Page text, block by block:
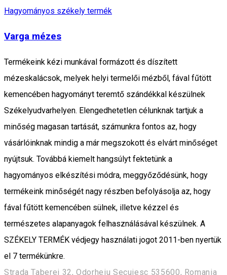
Hagyományos székely termék
Varga mézes
Termékeink kézi munkával formázott és díszített
mézeskalácsok, melyek helyi termelői mézből, fával fűtött
kemencében hagyományt teremtő szándékkal készülnek
Székelyudvarhelyen. Elengedhetetlen célunknak tartjuk a
minőség magasan tartását, számunkra fontos az, hogy
vásárlóinknak mindig a már megszokott és elvárt minőséget
nyújtsuk. Továbbá kiemelt hangsúlyt fektetünk a
hagyományos elkészítési módra, meggyőződésünk, hogy
termékeink minőségét nagy részben befolyásolja az, hogy
fával fűtött kemencében sülnek, illetve kézzel és
természetes alapanyagok felhasználásával készülnek. A
SZÉKELY TERMÉK védjegy használati jogot 2011-ben nyertük
el 7 termékünkre.
Strada Taberei 32, Odorheiu Secuiesc 535600, Romania